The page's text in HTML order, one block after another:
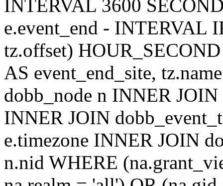
INTERVAL 3600
e.event_end - INTERVAL
tz.offset)
AS event_end_site,
dobb_node n INNER
INNER JOIN
e.timezone INNER JOIN
n.nid WHERE